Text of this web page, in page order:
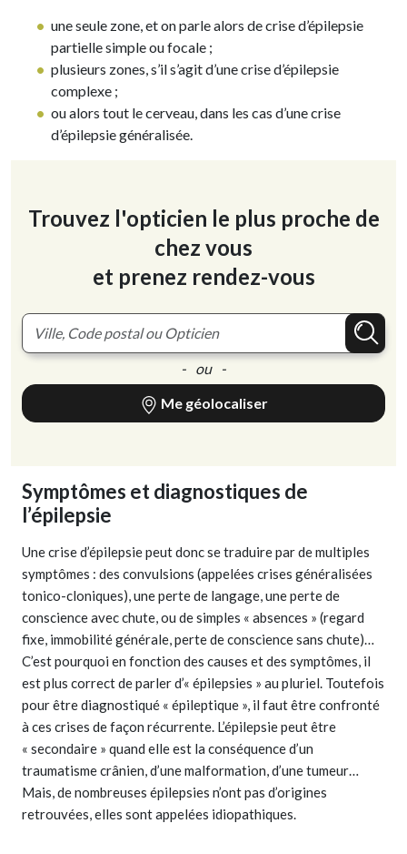
une seule zone, et on parle alors de crise d’épilepsie
partielle simple ou focale ;
plusieurs zones, s’il s’agit d’une crise d’épilepsie
complexe ;
ou alors tout le cerveau, dans les cas d’une crise
d’épilepsie généralisée.
Trouvez l'opticien le plus proche de
chez vous
et prenez rendez-vous
- ou -
Me géolocaliser
Symptômes et diagnostiques de
l’épilepsie
Une crise d’épilepsie peut donc se traduire par de multiples
symptômes : des convulsions (appelées crises généralisées
tonico-cloniques), une perte de langage, une perte de
conscience avec chute, ou de simples « absences » (regard
fixe, immobilité générale, perte de conscience sans chute)…
C’est pourquoi en fonction des causes et des symptômes, il
est plus correct de parler d’« épilepsies » au pluriel. Toutefois
pour être diagnostiqué « épileptique », il faut être confronté
à ces crises de façon récurrente. L’épilepsie peut être
« secondaire » quand elle est la conséquence d’un
traumatisme crânien, d’une malformation, d’une tumeur…
Mais, de nombreuses épilepsies n’ont pas d’origines
retrouvées, elles sont appelées idiopathiques.